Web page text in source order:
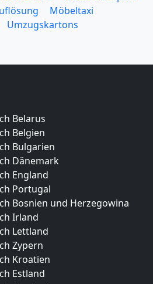
Möbeltaxi
Umzugskartons
Belarus
Belgien
Bulgarien
Dänemark
England
Portugal
Bosnien und Herzegowina
Irland
Lettland
Zypern
Kroatien
Estland